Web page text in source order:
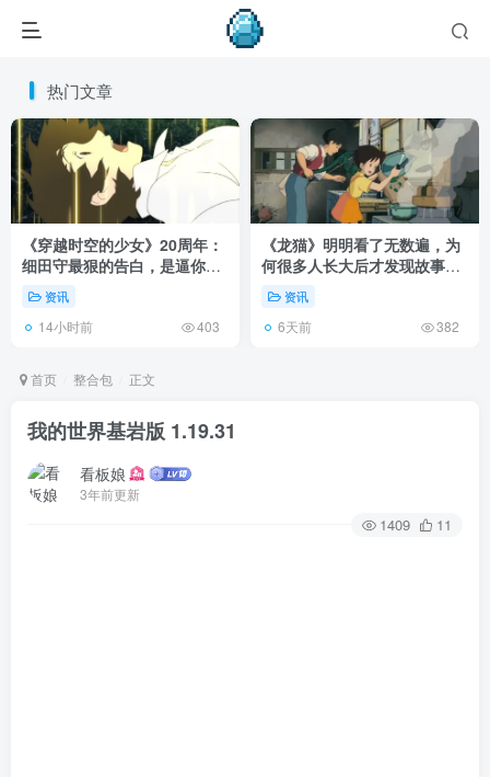
热门文章
《穿越时空的少女》20周年：
细田守最狠的告白，是逼你承
认有些夏天回不去了！
资讯
14小时前 403
《龙猫》明明看了无数遍，为
何很多人长大后才发现故事根
本不在 1988 年！
资讯
6天前 382
首页 整合包 正文
我的世界基岩版 1.19.31
看板娘
3年前更新
1409 11